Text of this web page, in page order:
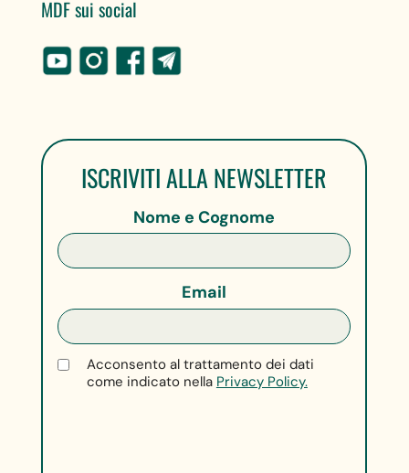
MDF sui social
ISCRIVITI ALLA NEWSLETTER
Nome e Cognome
Email
Acconsento al trattamento dei dati
come indicato nella Privacy Policy.